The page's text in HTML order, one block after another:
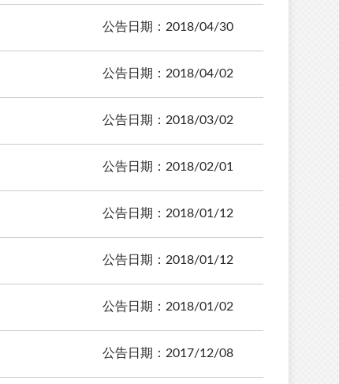
公告日期：2018/04/30
公告日期：2018/04/02
公告日期：2018/03/02
公告日期：2018/02/01
公告日期：2018/01/12
公告日期：2018/01/12
公告日期：2018/01/02
公告日期：2017/12/08